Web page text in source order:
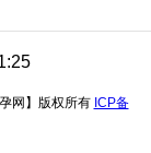
网】版权所有 ICP备